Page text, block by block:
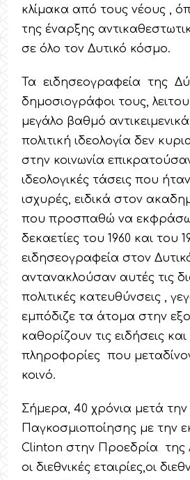
κλίμακα από τους νέους ,
της έναρξης
σε όλο τον Δυτικό κόσμο.
Τα ειδησεογραφεία της
δημοσιογράφοι τους,
μεγάλο βαθμό
πολιτική ιδεολογία δεν
στην κοινωνία
ιδεολογικές τάσεις που
ισχυρές, ειδικά στον
που προσπαθώ να εκφράσω
δεκαετίες του 1960 και του
ειδησεογραφεία στον
αντανακλούσαν αυτές τις
πολιτικές κατευθύνσεις ,
εμπόδιζε τα άτομα στην
καθορίζουν τις ειδήσεις και
πληροφορίες που
κοινό.
Σήμερα, 40 χρόνια μετά
Παγκοσμιοποίησης με την
Clinton στην Προεδρία της
οι διεθνικές εταιρίες,οι